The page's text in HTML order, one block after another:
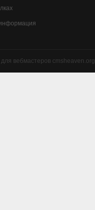
вебмастеров cmsheaven.org